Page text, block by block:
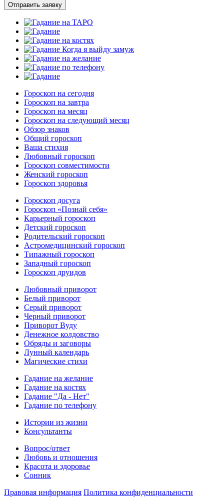
Отправить заявку
Гороскоп на сегодня
Гороскоп на завтра
Гороскоп на месяц
Гороскоп на следующий месяц
Обзор знаков
Общий гороскоп
Ваша стихия
Любовный гороскоп
Гороскоп совместимости
Женский гороскоп
Гороскоп здоровья
Гороскоп досуга
Гороскоп «Познай себя»
Карьерный гороскоп
Детский гороскоп
Родительский гороскоп
Астромедицинский гороскоп
Типажный гороскоп
Западный гороскоп
Гороскоп друидов
Любовный приворот
Белый приворот
Серый приворот
Черный приворот
Приворот Вуду
Денежное колдовство
Обряды и заговоры
Лунный календарь
Магические стихи
Гадание на желание
Гадание на костях
Гадание "Да - Нет"
Гадание по телефону
Истории из жизни
Консультанты
Вопрос/ответ
Любовь и отношения
Красота и здоровье
Сонник
Правовая информация Политика конфиденциальности